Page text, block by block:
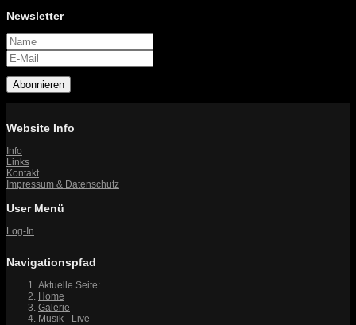
Newsletter
Abonnieren
Website Info
Info
Links
Kontakt
Impressum & Datenschutz
User Menü
Log-In
Navigationspfad
Aktuelle Seite:
Home
Galerie
Musik - Live